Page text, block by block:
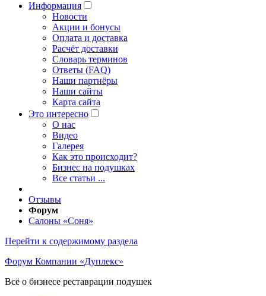
Информация
Новости
Акции и бонусы
Оплата и доставка
Расчёт доставки
Словарь терминов
Ответы (FAQ)
Наши партнёры
Наши сайты
Карта сайта
Это интересно
O нас
Видео
Галерея
Как это происходит?
Бизнес на подушках
Все статьи ...
Отзывы
Форум
Салоны «Соня»
Перейти к содержимому раздела
Форум Компании «Дуплекс»
Всё о бизнесе реставрации подушек